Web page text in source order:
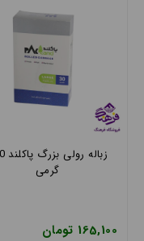
گرمی
165,100 تومان